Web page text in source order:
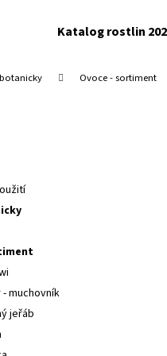
Katalog rostlin
Ovoce - sortiment
muchovník
jeřáb